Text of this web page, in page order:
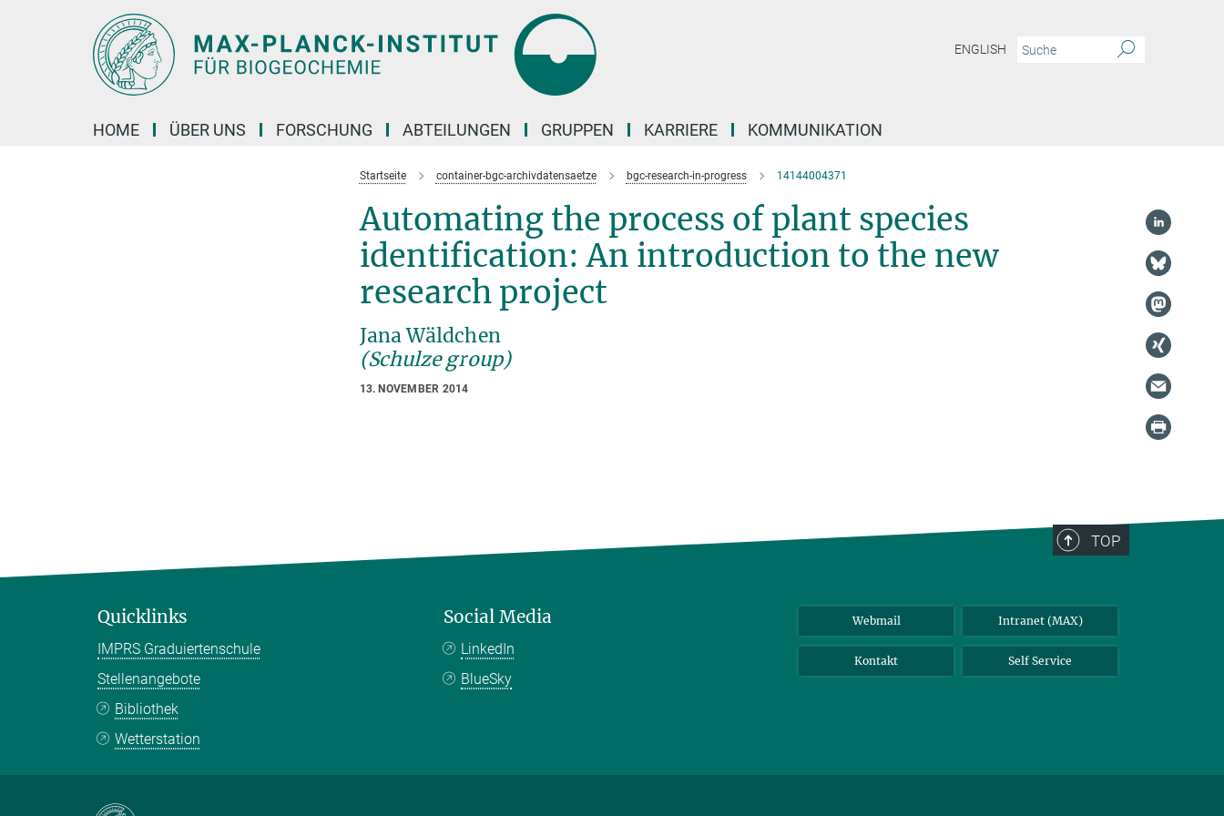
ENGLISH
HOME ÜBER UNS FORSCHUNG ABTEILUNGEN GRUPPEN KARRIERE KOMMUNIKATION
Startseite container-bgc-archivdatensaetze bgc-research-in-progress 14144004371
Automating the process of plant species
identification: An introduction to the new
research project
Jana Wäldchen
(Schulze group)
13. NOVEMBER 2014
TOP
Quicklinks
IMPRS Graduiertenschule
Stellenangebote
Bibliothek
Wetterstation
Social Media
LinkedIn
BlueSky
Webmail Intranet (MAX)
Kontakt Self Service